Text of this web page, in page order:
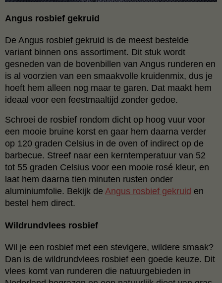
Angus rosbief gekruid
De Angus rosbief gekruid is de meest bestelde
variant binnen ons assortiment. Dit stuk wordt
gesneden van de bovenbillen van Angus runderen en
is al voorzien van een smaakvolle kruidenmix, dus je
hoeft hem alleen nog maar te garen. Dat maakt hem
ideaal voor een feestmaaltijd zonder gedoe.
Schroei de rosbief rondom dicht op hoog vuur voor
een mooie bruine korst en gaar hem daarna verder
op 120 graden Celsius in de oven of indirect op de
barbecue. Streef naar een kerntemperatuur van 52
tot 55 graden Celsius voor een mooie rosé kleur, en
laat hem daarna tien minuten rusten onder
aluminiumfolie. Bekijk de Angus rosbief gekruid en
bestel hem direct.
Wildrundvlees rosbief
Wil je een rosbief met een stevigere, wildere smaak?
Dan is de wildrundvlees rosbief een goede keuze. Dit
vlees komt van runderen die natuurgebieden in